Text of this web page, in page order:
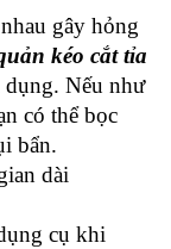
gây hỏng
kéo cắt tỉa
Nếu như
có thể bọc
bẩn.
dài
cụ khi